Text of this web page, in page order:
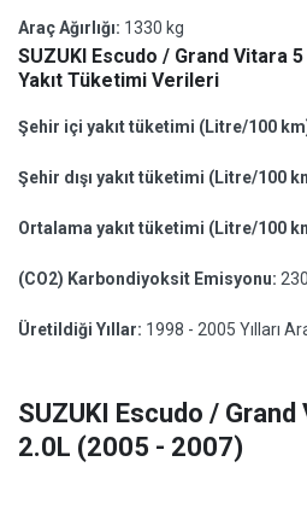
Araç Ağırlığı: 1330 kg
SUZUKI Escudo / Grand Vitara 5
Yakıt Tüketimi Verileri
Şehir içi yakıt tüketimi (Litre/100
Şehir dışı yakıt tüketimi (Litre/100
Ortalama yakıt tüketimi (Litre/100
(CO2) Karbondiyoksit Emisyonu:
Üretildiği Yıllar: 1998 - 2005 Yılları
SUZUKI Escudo / Grand
2.0L (2005 - 2007)